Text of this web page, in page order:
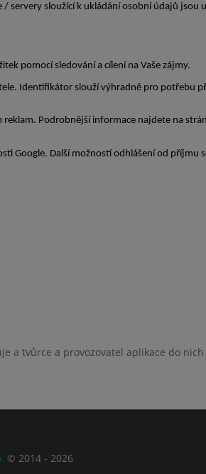
a tvůrce a provozovatel aplikace do
© 2014 - 2026